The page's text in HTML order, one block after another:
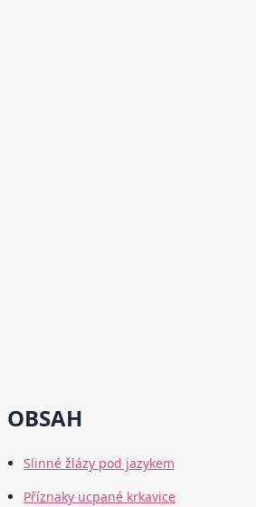
OBSAH
Slinné žlázy pod jazykem
Příznaky ucpané krkavice